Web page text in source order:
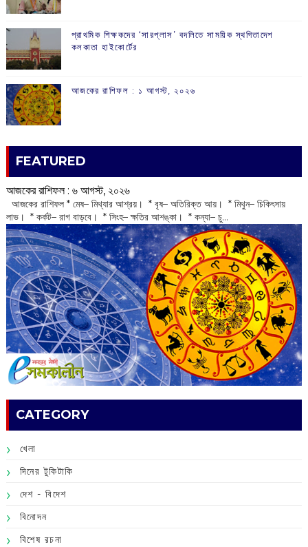
প্রাথমিক শিক্ষকদের ‘সারপ্লাস’ বদলিতে সাময়িক স্থগিতাদেশ
কলকাতা হাইকোর্টের
আজকের রাশিফল :‌ ‌‌১ আগস্ট, ২০২৬
FEATURED
আজকের রাশিফল :‌ ‌‌৬ আগস্ট, ২০২৬
‌ আজকের রাশিফল * মেষ– মিথ্যার আশ্রয়। * বৃষ– অতিরিক্ত আয়। * মিথুন– চিকিৎসায়
লাভ। * কর্কট– রাগ বাড়বে। * সিংহ– ক্ষতির আশঙ্কা। * কন্যা– চু...
CATEGORY
খেলা
দিনের টুকিটাকি
দেশ - বিদেশ
বিনোদন
বিশেষ রচনা